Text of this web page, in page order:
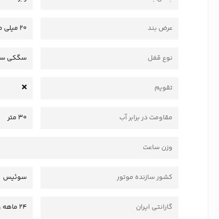
عرض بند 20 میلی متر
نوع قفل سگکی
تقویم
مقاومت در برابر آب 30 متر
وزن ساعت
کشور سازنده موتور سوئیس
گارانتی ایران 24 ماهه وستا سرویس